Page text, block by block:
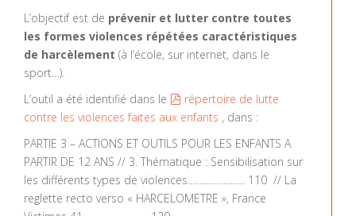
L’objectif est de prévenir et lutter contre toutes
les formes violences répétées caractéristiques
de harcèlement (à l’école, sur internet, dans le
sport…).
L’outil a été identifié dans le
pdf
répertoire de lutte
contre les violences faites aux enfants , dans :
PARTIE 3 – ACTIONS ET OUTILS POUR LES ENFANTS A
PARTIR DE 12 ANS // 3. Thématique : Sensibilisation sur
les différents types de violences........................ 110 // La
reglette recto verso « HARCELOMETRE », France